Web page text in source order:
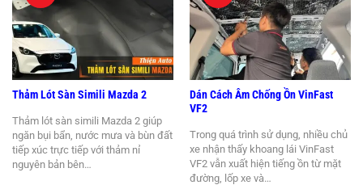
Thảm Lót Sàn Simili Mazda 2
Thảm lót sàn simili Mazda 2 giúp
ngăn bụi bẩn, nước mưa và bùn đất
tiếp xúc trực tiếp với thảm nỉ
nguyên bản bên…
Dán Cách Âm Chống Ồn VinFast
VF2
Trong quá trình sử dụng, nhiều chủ
xe nhận thấy khoang lái VinFast
VF2 vẫn xuất hiện tiếng ồn từ mặt
đường, lốp xe và…